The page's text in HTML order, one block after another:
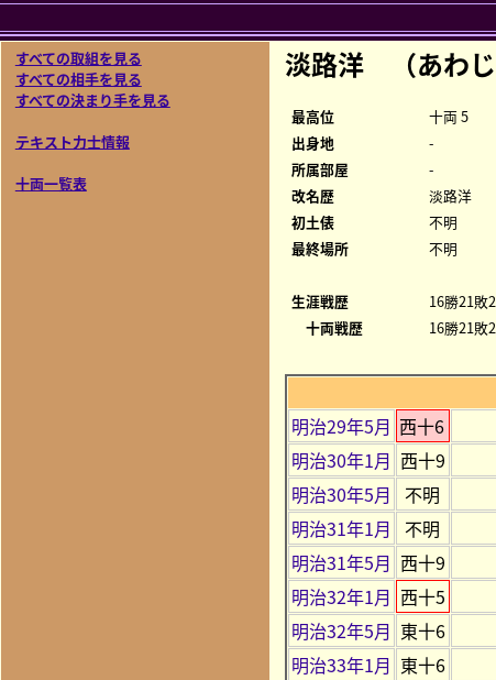
すべての取組を見る
すべての相手を見る
すべての決まり手を見る
テキスト力士情報
十両一覧表
淡路洋 （あわじ
最高位
十両 5
出身地
-
所属部屋
-
改名歴
淡路洋
初土俵
不明
最終場所
不明
生涯戦歴
16勝21敗
十両戦歴
16勝21敗
明治29年5月 西十6
明治30年1月 西十9
明治30年5月
不明
明治31年1月
不明
明治31年5月 西十9
明治32年1月 西十5
明治32年5月 東十6
明治33年1月 東十6